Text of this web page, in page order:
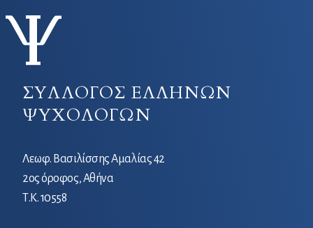
ΣΥΛΛΟΓΟΣ ΕΛΛΗΝΩΝ
ΨΥΧΟΛΟΓΩΝ
Λεωφ. Βασιλίσσης Αμαλίας 42
2ος όροφος, Αθήνα
Τ.Κ. 10558